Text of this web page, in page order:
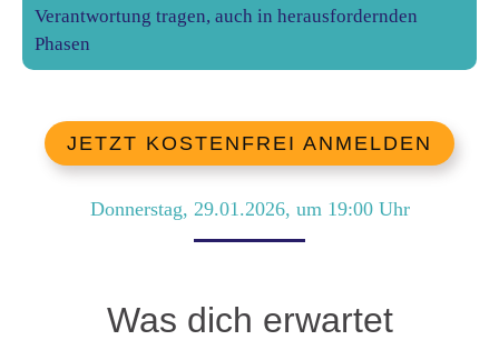
Verantwortung tragen, auch in herausfordernden
Phasen
JETZT KOSTENFREI ANMELDEN
Donnerstag, 29.01.2026, um 19:00Uhr
Was dich erwartet